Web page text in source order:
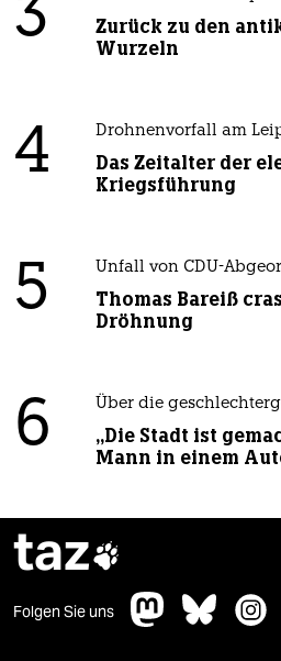
3
Zurück zu den
Wurzeln
4 Drohnenvorfall am
Das Zeitalter der
Kriegsführung
5 Unfall von CDU-
Thomas Bareiß
Dröhnung
6 Über die
„Die Stadt ist
Mann in einem
taz
Folgen Sie uns